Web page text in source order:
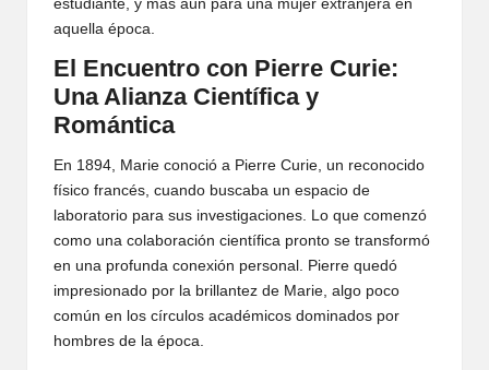
estudiante, y más aún para una mujer extranjera en
aquella época.
El Encuentro con Pierre Curie:
Una Alianza Científica y
Romántica
En 1894, Marie conoció a Pierre Curie, un reconocido
físico francés, cuando buscaba un espacio de
laboratorio para sus investigaciones. Lo que comenzó
como una colaboración científica pronto se transformó
en una profunda conexión personal. Pierre quedó
impresionado por la brillantez de Marie, algo poco
común en los círculos académicos dominados por
hombres de la época.